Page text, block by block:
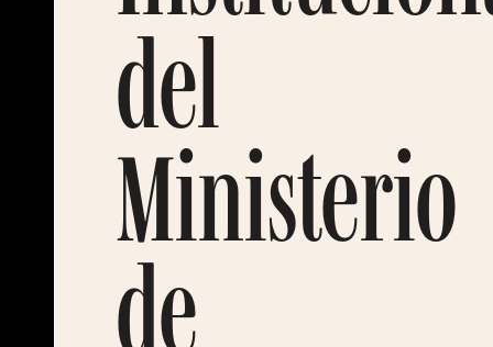
del
Ministerio
de